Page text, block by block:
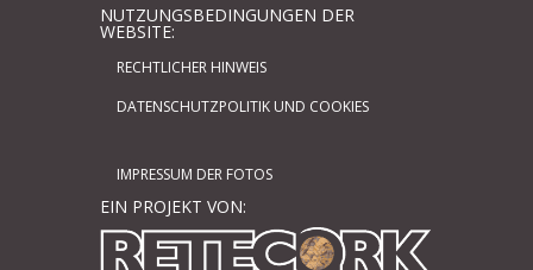
NUTZUNGSBEDINGUNGEN DER
WEBSITE:
RECHTLICHER HINWEIS
DATENSCHUTZPOLITIK UND COOKIES
IMPRESSUM DER FOTOS
EIN PROJEKT VON: